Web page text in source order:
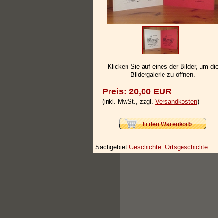
Klicken Sie auf eines der Bilder, um die
Bildergalerie zu öffnen.
Preis: 20,00 EUR
(inkl. MwSt., zzgl. Versandkosten)
SachgebietGeschichte: Ortsgeschichte